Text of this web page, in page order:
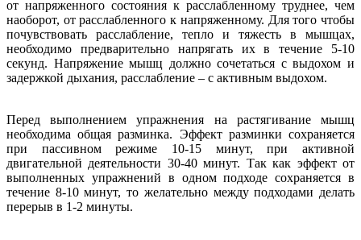
от напряженного состояния к расслабленному труднее, чем
наоборот, от расслабленного к напряженному. Для того чтобы
почувствовать расслабление, тепло и тяжесть в мышцах,
необходимо предварительно напрягать их в течение 5-10
секунд. Напряжение мышц должно сочетаться с выдохом и
задержкой дыхания, расслабление – с активным выдохом.
Перед выполнением упражнения на растягивание мышц
необходима общая разминка. Эффект разминки сохраняется
при пассивном режиме 10-15 минут, при активной
двигательной деятельности 30-40 минут. Так как эффект от
выполненных упражнений в одном подходе сохраняется в
течение 8-10 минут, то желательно между подходами делать
перерыв в 1-2 минуты.